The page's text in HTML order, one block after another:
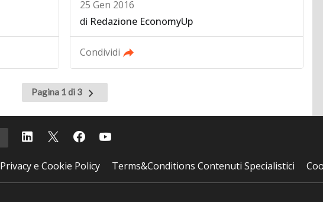
25 Gen 2016
di Redazione EconomyUp
Condividi
Pagina 1 di 3
Pagina
successiva
Privacy e Cookie Policy Terms&Conditions Contenuti Specialistici